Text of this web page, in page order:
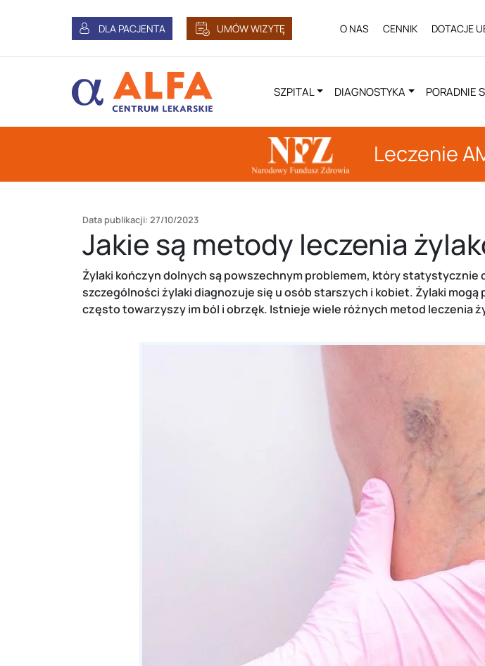
DLA PACJENTA UMÓW WIZYTĘ O NAS CENNIK DOTACJE
SZPITAL DIAGNOSTYKA PORADNIE
Leczenie
Data publikacji: 27/10/2023
Jakie są metody leczenia
Żylaki kończyn dolnych są powszechnym problemem, który statystycznie
szczególności żylaki diagnozuje się u osób starszych i kobiet. Żylaki
często towarzyszy im ból i obrzęk. Istnieje wiele różnych metod leczenia